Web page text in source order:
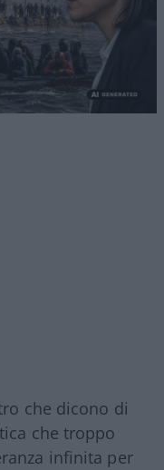
che dicono di
che troppo
infinita per